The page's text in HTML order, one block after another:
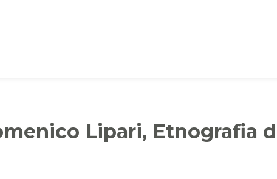
Lipari, Etnografia